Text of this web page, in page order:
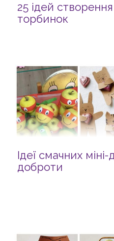
25 ідей
торбинок
Ідеї смачних
доброти